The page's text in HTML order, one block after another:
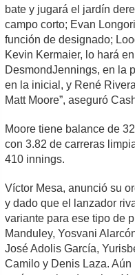
bate y jugará el jardín
campo corto; Evan
función de designado;
Kevin Kermaier, lo hará
DesmondJennings, en la
en la inicial, y René
Matt Moore”, aseguró
Moore tiene balance de
con 3.82 de carreras
410 innings.
Víctor Mesa, anunció su
y dado que el lanzador
variante para ese tipo de
Manduley, Yosvani
José Adolis García,
Camilo y Denis Laza.